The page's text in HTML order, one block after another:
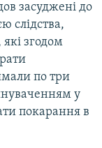
засуджені до
слідства,
згодом
по три
у
покарання в